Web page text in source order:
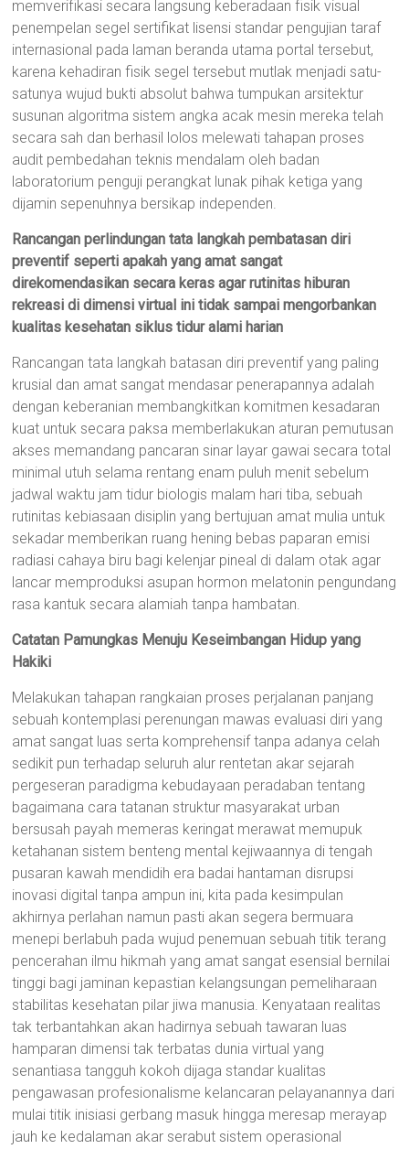
memverifikasi secara langsung keberadaan fisik visual
penempelan segel sertifikat lisensi standar pengujian taraf
internasional pada laman beranda utama portal tersebut,
karena kehadiran fisik segel tersebut mutlak menjadi satu-
satunya wujud bukti absolut bahwa tumpukan arsitektur
susunan algoritma sistem angka acak mesin mereka telah
secara sah dan berhasil lolos melewati tahapan proses
audit pembedahan teknis mendalam oleh badan
laboratorium penguji perangkat lunak pihak ketiga yang
dijamin sepenuhnya bersikap independen.
Rancangan perlindungan tata langkah pembatasan diri
preventif seperti apakah yang amat sangat
direkomendasikan secara keras agar rutinitas hiburan
rekreasi di dimensi virtual ini tidak sampai mengorbankan
kualitas kesehatan siklus tidur alami harian
Rancangan tata langkah batasan diri preventif yang paling
krusial dan amat sangat mendasar penerapannya adalah
dengan keberanian membangkitkan komitmen kesadaran
kuat untuk secara paksa memberlakukan aturan pemutusan
akses memandang pancaran sinar layar gawai secara total
minimal utuh selama rentang enam puluh menit sebelum
jadwal waktu jam tidur biologis malam hari tiba, sebuah
rutinitas kebiasaan disiplin yang bertujuan amat mulia untuk
sekadar memberikan ruang hening bebas paparan emisi
radiasi cahaya biru bagi kelenjar pineal di dalam otak agar
lancar memproduksi asupan hormon melatonin pengundang
rasa kantuk secara alamiah tanpa hambatan.
Catatan Pamungkas Menuju Keseimbangan Hidup yang
Hakiki
Melakukan tahapan rangkaian proses perjalanan panjang
sebuah kontemplasi perenungan mawas evaluasi diri yang
amat sangat luas serta komprehensif tanpa adanya celah
sedikit pun terhadap seluruh alur rentetan akar sejarah
pergeseran paradigma kebudayaan peradaban tentang
bagaimana cara tatanan struktur masyarakat urban
bersusah payah memeras keringat merawat memupuk
ketahanan sistem benteng mental kejiwaannya di tengah
pusaran kawah mendidih era badai hantaman disrupsi
inovasi digital tanpa ampun ini, kita pada kesimpulan
akhirnya perlahan namun pasti akan segera bermuara
menepi berlabuh pada wujud penemuan sebuah titik terang
pencerahan ilmu hikmah yang amat sangat esensial bernilai
tinggi bagi jaminan kepastian kelangsungan pemeliharaan
stabilitas kesehatan pilar jiwa manusia. Kenyataan realitas
tak terbantahkan akan hadirnya sebuah tawaran luas
hamparan dimensi tak terbatas dunia virtual yang
senantiasa tangguh kokoh dijaga standar kualitas
pengawasan profesionalisme kelancaran pelayanannya dari
mulai titik inisiasi gerbang masuk hingga meresap merayap
jauh ke kedalaman akar serabut sistem operasional